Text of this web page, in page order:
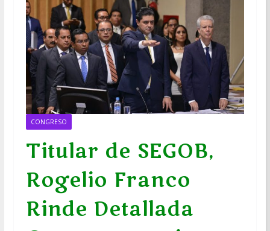
CONGRESO
Titular de SEGOB,
Rogelio Franco
Rinde Detallada